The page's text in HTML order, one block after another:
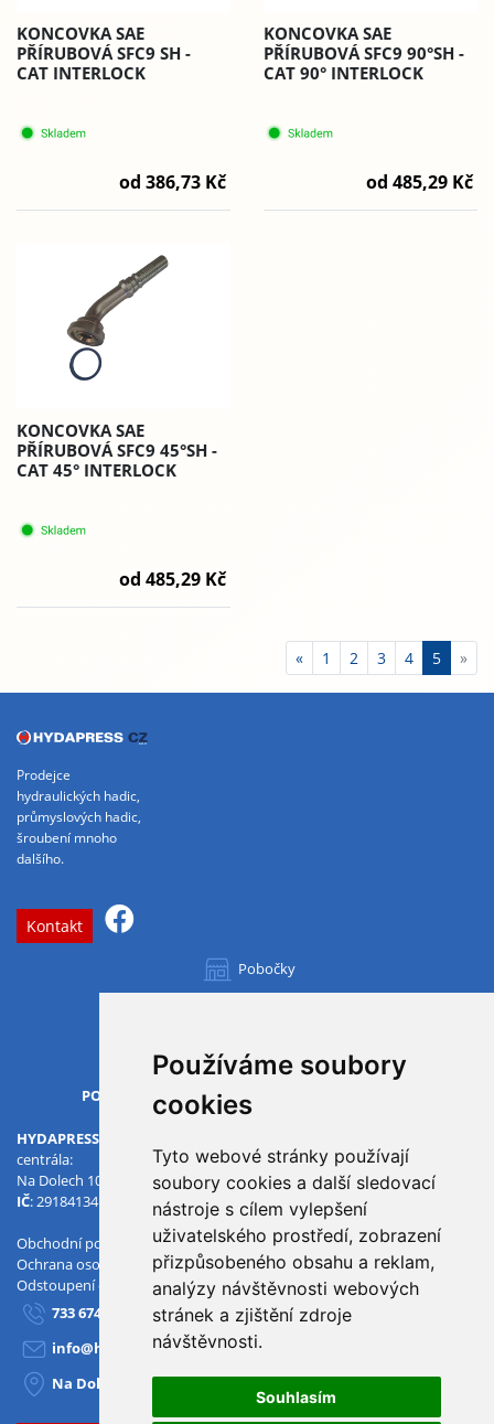
Používáme soubory
cookies
Tyto webové stránky používají
soubory cookies a další sledovací
nástroje s cílem vylepšení
uživatelského prostředí, zobrazení
přizpůsobeného obsahu a reklam,
analýzy návštěvnosti webových
stránek a zjištění zdroje
návštěvnosti.
Souhlasím
KONCOVKA SAE
PŘÍRUBOVÁ SFC9 SH -
CAT INTERLOCK
od 386,73 Kč
KONCOVKA SAE
PŘÍRUBOVÁ SFC9 90°SH -
CAT 90° INTERLOCK
od 485,29 Kč
KONCOVKA SAE
PŘÍRUBOVÁ SFC9 45°SH -
CAT 45° INTERLOCK
od 485,29 Kč
« 1 2 3 4 5 »
Prodejce
hydraulických hadic,
průmyslových hadic,
šroubení mnoho
dalšího.
Kontakt
Pobočky
OTVÍRACÍ DOBA
PO-PÁ
HYDAPRESS CZ s.r.o.
centrála:
Na Dolech 109 586 01 Jihlava
IČ: 29184134 : CZ29184134
Obchodní podmínky
Ochrana osobních údajů
Odstoupení od smlouvy
733 674 293
info@hydapress.cz
Na Dolech 109, Jihlava